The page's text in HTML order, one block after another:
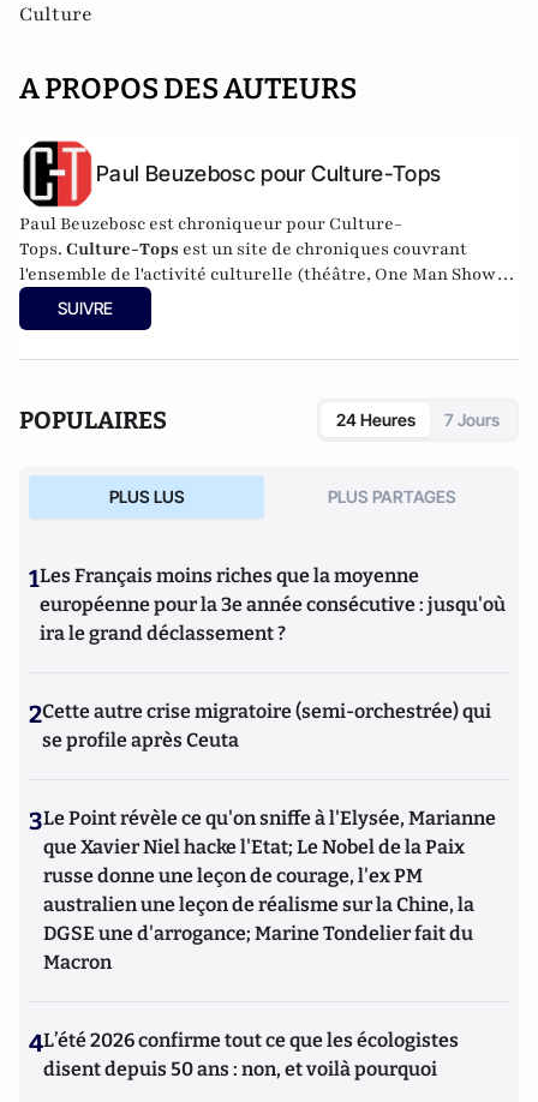
Culture
A PROPOS DES AUTEURS
Paul Beuzebosc pour Culture-Tops
Paul Beuzebosc est chroniqueur pour Culture-
Tops. Culture-Tops est un site de chroniques couvrant
l'ensemble de l'activité culturelle (théâtre, One Man Shows,
opéras, ballets, spectacles divers, cinéma, expos, livres,
etc.).
SUIVRE
POPULAIRES 24 Heures 7 Jours
PLUS LUS PLUS PARTAGES
1Les Français moins riches que la moyenne
européenne pour la 3e année consécutive : jusqu'où
ira le grand déclassement ?
2Cette autre crise migratoire (semi-orchestrée) qui
se profile après Ceuta
3Le Point révèle ce qu'on sniffe à l'Elysée, Marianne
que Xavier Niel hacke l'Etat; Le Nobel de la Paix
russe donne une leçon de courage, l'ex PM
australien une leçon de réalisme sur la Chine, la
DGSE une d'arrogance; Marine Tondelier fait du
Macron
4L’été 2026 confirme tout ce que les écologistes
disent depuis 50 ans : non, et voilà pourquoi